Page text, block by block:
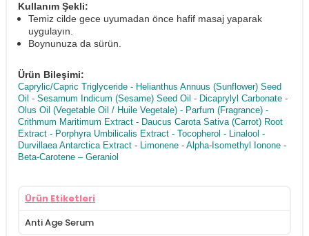
Kullanım Şekli:
Temiz cilde gece uyumadan önce hafif masaj yaparak
uygulayın.
Boynunuza da sürün.
Ürün Bileşimi:
Caprylic/Capric Triglyceride - Helianthus Annuus (Sunflower) Seed
Oil - Sesamum Indicum (Sesame) Seed Oil - Dicaprylyl Carbonate -
Olus Oil (Vegetable Oil / Huile Vegetale) - Parfum (Fragrance) -
Crithmum Maritimum Extract - Daucus Carota Sativa (Carrot) Root
Extract - Porphyra Umbilicalis Extract - Tocopherol - Linalool -
Durvillaea Antarctica Extract - Limonene - Alpha-Isomethyl Ionone -
Beta-Carotene – Geraniol
Ürün Etiketleri
Anti Age Serum